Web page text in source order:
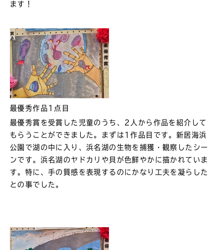
ます！
最優秀作品1点目
最優秀賞を受賞した児童のうち、2人から作品を紹介して
もらうことができました。まずは1作品目です。新居海浜
公園で湖の中に入り、浜名湖の生物を捕獲・観察したシー
ンです。浜名湖のヤドカリや貝が色鮮やかに描かれていま
す。特に、手の質感を表現するのにかなり工夫を凝らした
との事でした。